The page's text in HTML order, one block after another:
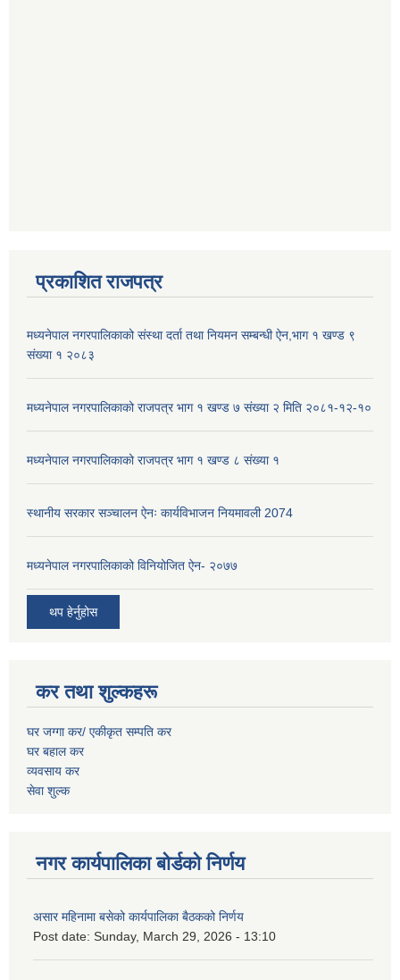
प्रकाशित राजपत्र
मध्यनेपाल नगरपालिकाको संस्था दर्ता तथा नियमन सम्बन्धी ऐन,भाग १ खण्ड ९
संख्या १ २०८३
मध्यनेपाल नगरपालिकाको राजपत्र भाग १ खण्ड ७ संख्या २ मिति २०८१-१२-१०
मध्यनेपाल नगरपालिकाको राजपत्र भाग १ खण्ड ८ संख्या १
स्थानीय सरकार सञ्चालन ऐनः कार्यविभाजन नियमावली 2074
मध्यनेपाल नगरपालिकाको विनियोजित ऐन- २०७७
थप हेर्नुहोस
कर तथा शुल्कहरू
घर जग्गा कर/ एकीकृत सम्पति कर
घर बहाल कर
व्यवसाय कर
सेवा शुल्क
नगर कार्यपालिका बोर्डको निर्णय
असार महिनामा बसेको कार्यपालिका बैठकको निर्णय
Post date: Sunday, March 29, 2026 - 13:10